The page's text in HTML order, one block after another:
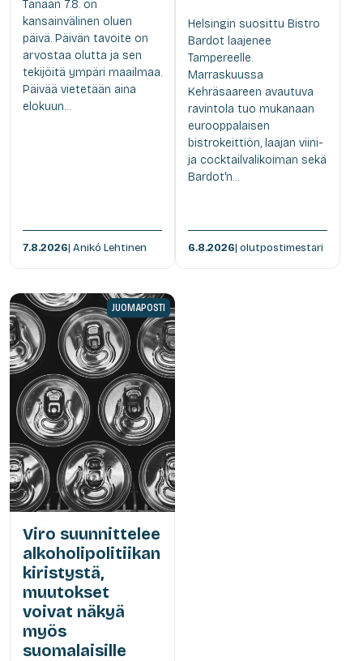
Tänään 7.8. on
kansainvälinen oluen
päivä. Päivän tavoite on
arvostaa olutta ja sen
tekijöitä ympäri maailmaa.
Päivää vietetään aina
elokuun...
7.8.2026| Anikó Lehtinen
Helsingin suosittu Bistro
Bardot laajenee
Tampereelle.
Marraskuussa
Kehräsaareen avautuva
ravintola tuo mukanaan
eurooppalaisen
bistrokeittiön, laajan viini-
ja cocktailvalikoiman sekä
Bardot'n...
6.8.2026| olutpostimestari
JUOMAPOSTI
Viro suunnittelee
alkoholipolitiikan
kiristystä,
muutokset
voivat näkyä
myös
suomalaisille